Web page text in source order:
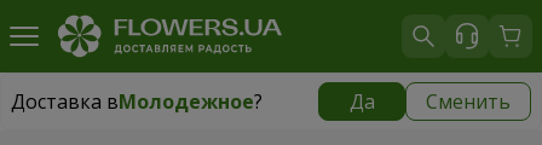
Доставка вМолодежное? Да Сменить
Доставка вМолодежное|